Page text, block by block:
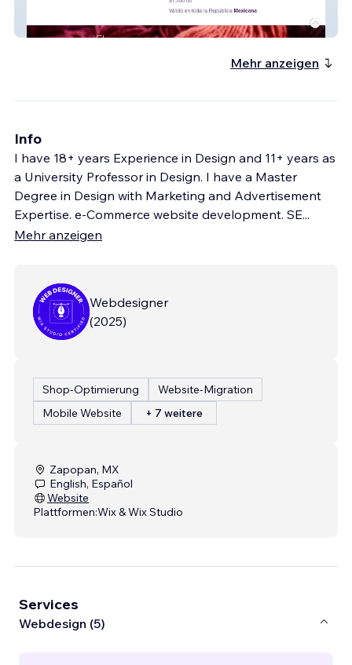
CUICARI
Mehr anzeigen
Info
I have 18+ years Experience in Design and 11+ years as
a University Professor in Design. I have a Master
Degree in Design with Marketing and Advertisement
Expertise. e-Commerce website development. SE...
Mehr anzeigen
Webdesigner
(2025)
Shop-Optimierung
Website-Migration
Mobile Website
+ 7 weitere
Zapopan, MX
English, Español
Website
Plattformen:Wix & Wix Studio
Services
Webdesign (5)